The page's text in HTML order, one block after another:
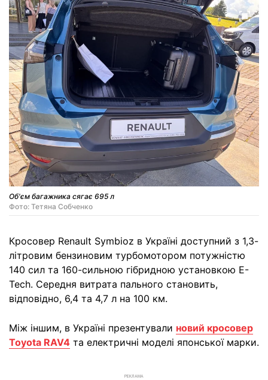
Об'єм багажника сягає 695 л
Фото: Тетяна Собченко
Кросовер Renault Symbioz в Україні доступний з 1,3-
літровим бензиновим турбомотором потужністю
140 сил та 160-сильною гібридною установкою E-
Tech. Середня витрата пального становить,
відповідно, 6,4 та 4,7 л на 100 км.
Між іншим, в Україні презентували новий кросовер
Toyota RAV4 та електричні моделі японської марки.
РЕКЛАМА